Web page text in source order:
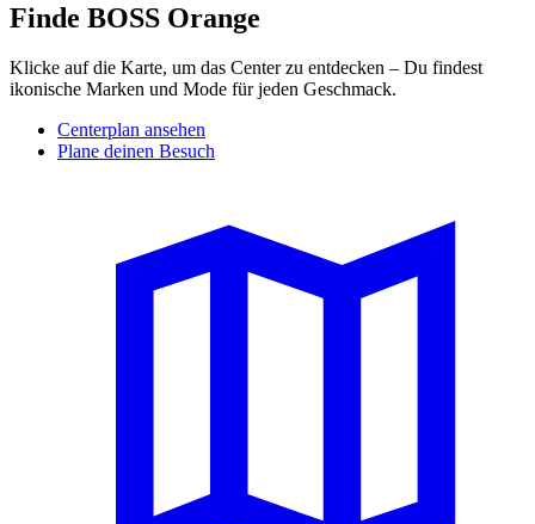
Finde BOSS Orange
Klicke auf die Karte, um das Center zu entdecken – Du findest
ikonische Marken und Mode für jeden Geschmack.
Centerplan ansehen
Plane deinen Besuch